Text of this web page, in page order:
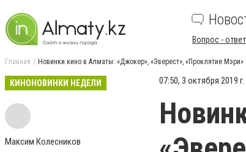
Вопрос - ответ
Главная Новинки кино в Алматы: «Джокер», «Эверест», «Проклятие Мэри»
КИНОНОВИНКИ НЕДЕЛИ
Максим Колесников
07:50, 3 октября 2019 г.